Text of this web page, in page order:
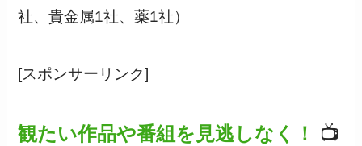
社、貴金属1社、薬1社）
[スポンサーリンク]
観たい作品や番組を見逃しなく！ 📺